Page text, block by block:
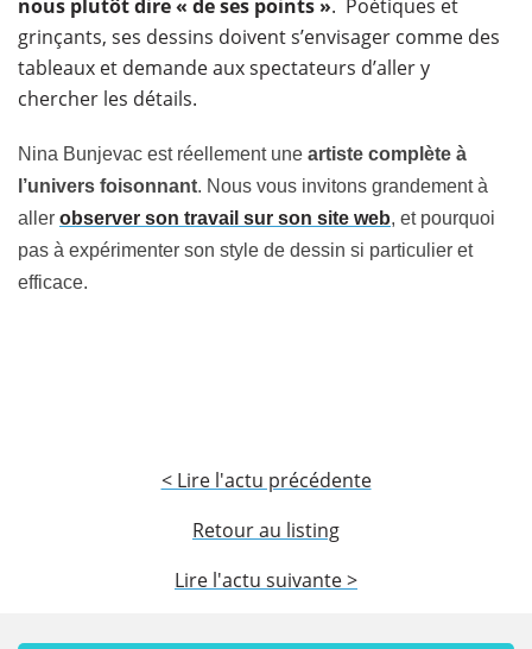
nous plutôt dire « de ses points ». Poétiques et
grinçants, ses dessins doivent s’envisager comme des
tableaux et demande aux spectateurs d’aller y
chercher les détails.
Nina Bunjevac est réellement une artiste complète à
l’univers foisonnant. Nous vous invitons grandement à
aller observer son travail sur son site web, et pourquoi
pas à expérimenter son style de dessin si particulier et
efficace.
< Lire l'actu précédente
Retour au listing
Lire l'actu suivante >